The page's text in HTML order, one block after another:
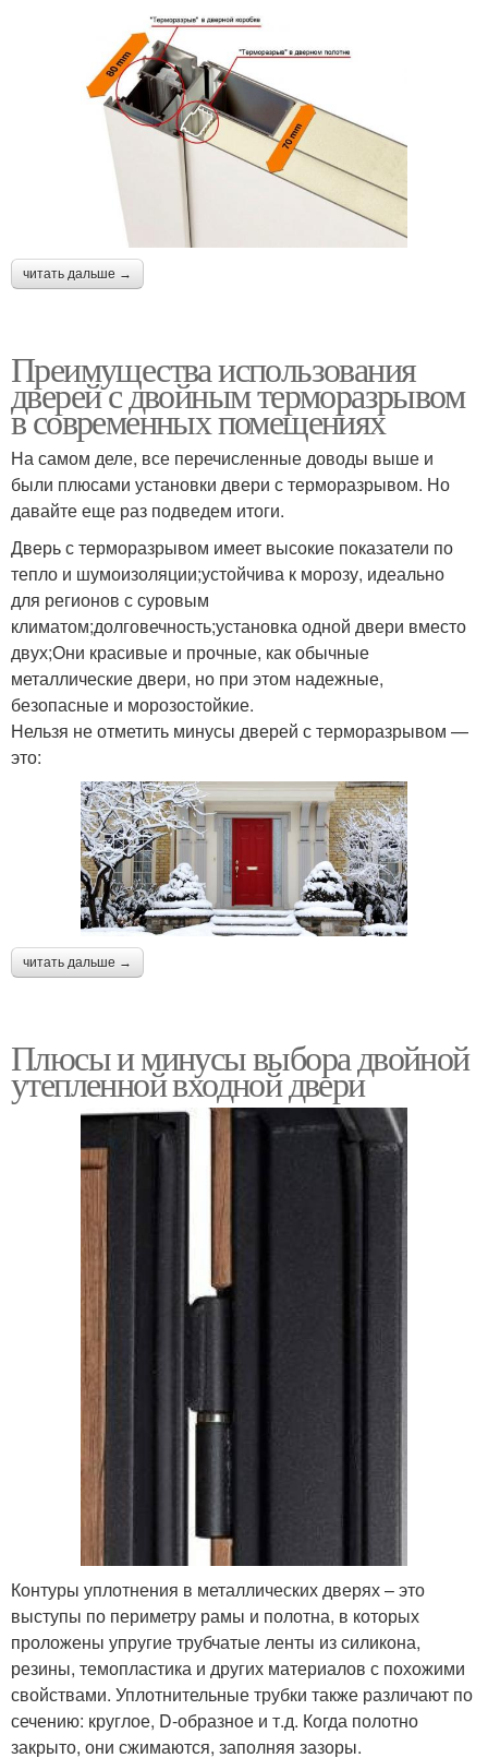
читать дальше →
Преимущества использования
дверей с двойным терморазрывом
в современных помещениях
На самом деле, все перечисленные доводы выше и
были плюсами установки двери с терморазрывом. Но
давайте еще раз подведем итоги.
Дверь с терморазрывом имеет высокие показатели по
тепло и шумоизоляции;устойчива к морозу, идеально
для регионов с суровым
климатом;долговечность;установка одной двери вместо
двух;Они красивые и прочные, как обычные
металлические двери, но при этом надежные,
безопасные и морозостойкие.
Нельзя не отметить минусы дверей с терморазрывом —
это:
читать дальше →
Плюсы и минусы выбора двойной
утепленной входной двери
Контуры уплотнения в металлических дверях – это
выступы по периметру рамы и полотна, в которых
проложены упругие трубчатые ленты из силикона,
резины, темопластика и других материалов с похожими
свойствами. Уплотнительные трубки также различают по
сечению: круглое, D-образное и т.д. Когда полотно
закрыто, они сжимаются, заполняя зазоры.